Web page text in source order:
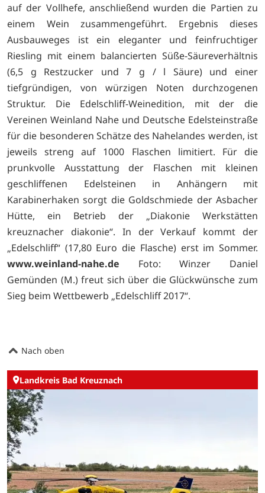
auf der Vollhefe, anschließend wurden die Partien zu
einem Wein zusammengeführt. Ergebnis dieses
Ausbauweges ist ein eleganter und feinfruchtiger
Riesling mit einem balancierten Süße-Säureverhältnis
(6,5 g Restzucker und 7 g / l Säure) und einer
tiefgründigen, von würzigen Noten durchzogenen
Struktur. Die Edelschliff-Weinedition, mit der die
Vereinen Weinland Nahe und Deutsche Edelsteinstraße
für die besonderen Schätze des Nahelandes werden, ist
jeweils streng auf 1000 Flaschen limitiert. Für die
prunkvolle Ausstattung der Flaschen mit kleinen
geschliffenen Edelsteinen in Anhängern mit
Karabinerhaken sorgt die Goldschmiede der Asbacher
Hütte, ein Betrieb der „Diakonie Werkstätten
kreuznacher diakonie“. In der Verkauf kommt der
„Edelschliff“ (17,80 Euro die Flasche) erst im Sommer.
www.weinland-nahe.de Foto: Winzer Daniel
Gemünden (M.) freut sich über die Glückwünsche zum
Sieg beim Wettbewerb „Edelschliff 2017“.
Nach oben
Landkreis Bad Kreuznach